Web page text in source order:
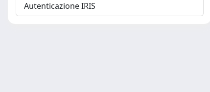
Autenticazione IRIS